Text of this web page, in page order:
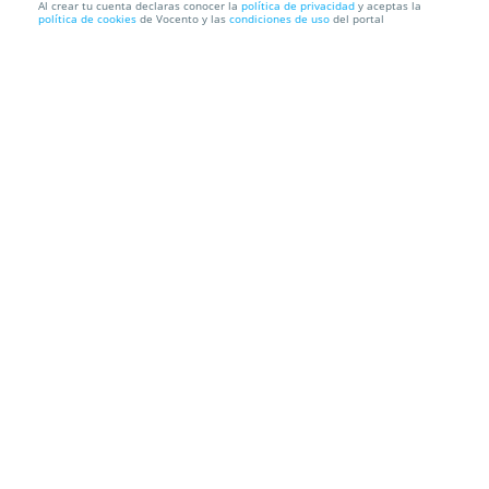
Entradas Exposición Dino World Madrid
Al crear tu cuenta declaras conocer la política de privacidad y aceptas la
política de cookies de Vocento y las condiciones de uso del portal